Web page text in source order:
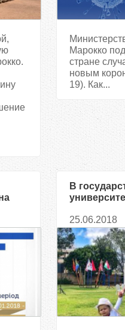
Марокко
стране
новым
19). Как...
В
существует
25.06.2018